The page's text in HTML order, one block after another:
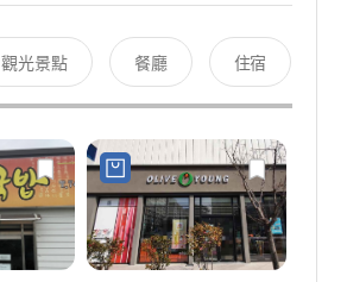
觀光景點 餐廳 住宿